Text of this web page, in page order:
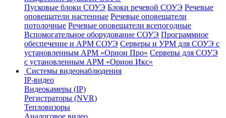
Пусковые блоки СОУЭ Блоки речевой СОУЭ Речевые
оповещатели настенные Речевые оповещатели
потолочные Речевые оповещатели всепогодные
Вспомогательное оборудование СОУЭ Программное
обеспечение и АРМ СОУЭ Серверы и УРМ для СОУЭ с
установленным АРМ «Орион Про» Серверы для СОУЭ
с установленным АРМ «Орион Икс»
Системы видеонаблюдения
IP-видео
Видеокамеры (IP)
Регистраторы (NVR)
Тепловизоры
Аналоговое видео